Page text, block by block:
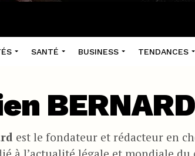
SANTÉ BUSINESS TENDANCES
BERNARD
est le fondateur et rédacteur en